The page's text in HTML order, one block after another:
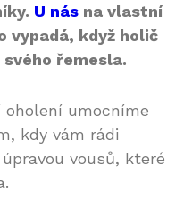
U nás na vlastní
vypadá, když holič
řemesla.
umocníme
kdy vám rádi
vousů, které